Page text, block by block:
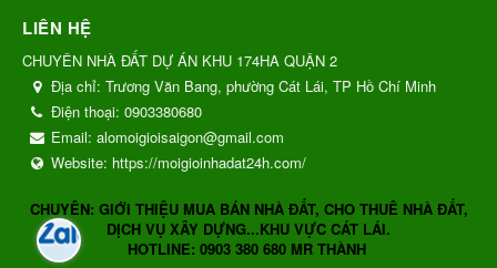
LIÊN HỆ
CHUYÊN NHÀ ĐẤT DỰ ÁN KHU 174HA QUẬN 2
Địa chỉ: Trương Văn Bang, phường Cát Lái, TP Hồ Chí Minh
Điện thoại: 0903380680
Email: alomoigioisaigon@gmail.com
Website: https://moigioinhadat24h.com/
CHUYÊN: GIỚI THIỆU MUA BÁN NHÀ ĐẤT, CHO THUÊ NHÀ ĐẤT,
DỊCH VỤ XÂY DỰNG...KHU VỰC CÁT LÁI.
HOTLINE: 0903 380 680 MR THÀNH